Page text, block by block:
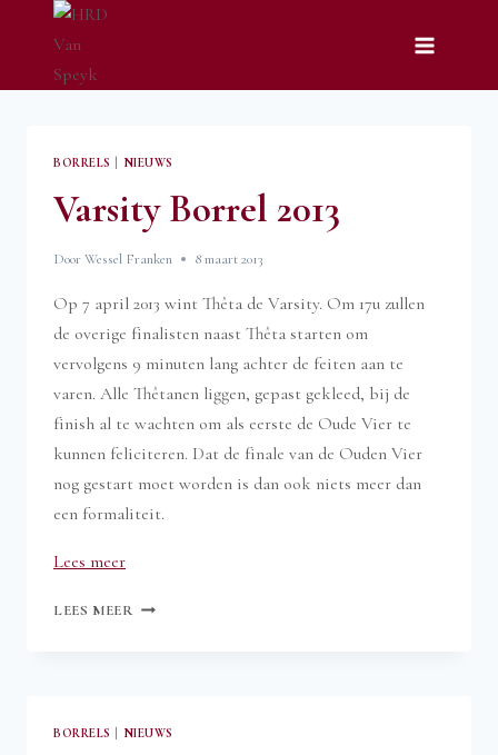
Doorgaan
BORRELS NIEUWS
Varsity Borrel 2013
DoorWessel Franken 8 maart 2013
Op 7 april 2013 wint Thêta de Varsity. Om 17u zullen
de overige finalisten naast Thêta starten om
vervolgens 9 minuten lang achter de feiten aan te
varen. Alle Thêtanen liggen, gepast gekleed, bij de
finish al te wachten om als eerste de Oude Vier te
kunnen feliciteren. Dat de finale van de Ouden Vier
nog gestart moet worden is dan ook niets meer dan
een formaliteit.
Lees meer“Varsity
2013”
LEES MEER VARSITY
BORRELS NIEUWS